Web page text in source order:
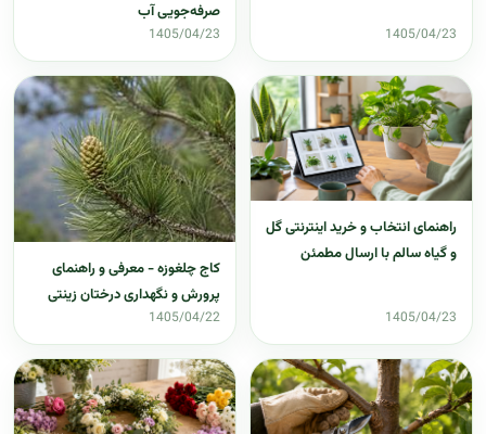
1405/04/23
صرفه‌جویی آب
1405/04/23
راهنمای انتخاب و خرید اینترنتی گل
و گیاه سالم با ارسال مطمئن
1405/04/23
کاج چلغوزه - معرفی و راهنمای
پرورش و نگهداری درختان زینتی
1405/04/22